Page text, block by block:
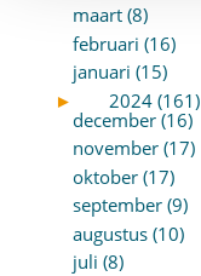
maart (8)
februari (16)
januari (15)
►
2024 (161)
december (16)
november (17)
oktober (17)
september (9)
augustus (10)
juli (8)